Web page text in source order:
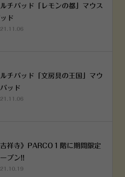
チパッド「レモンの都」マウス
ド
チパッド「文房具の王国」マウ
ッド
吉祥寺》PARCO１階に期間限定
プン!!